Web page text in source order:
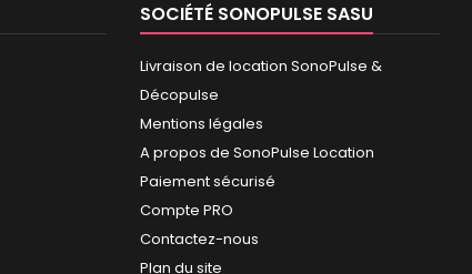
SOCIÉTÉ SONOPULSE SASU
Livraison de location SonoPulse &
Décopulse
Mentions légales
A propos de SonoPulse Location
Paiement sécurisé
Compte PRO
Contactez-nous
Plan du site